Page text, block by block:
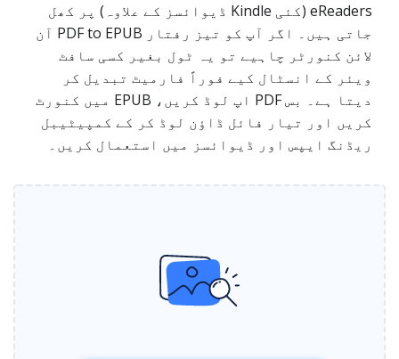
eReaders (کئی Kindle ڈیوائسز کے علاوہ) پر کھل
جاتی ہیں۔ اگر آپ کو تیز رفتار PDF to EPUB آن
لائن کنورٹر چاہیے تو یہ ٹول بغیر کسی سافٹ
ویئر کے انسٹال کیے فوراً فارمیٹ تبدیل کر
دیتا ہے۔ بس PDF اپ لوڈ کریں، EPUB میں کنورٹ
کریں اور تیار فائل ڈاؤن لوڈ کر کے کمپیٹیبل
ریڈنگ ایپس اور ڈیوائسز میں استعمال کریں۔